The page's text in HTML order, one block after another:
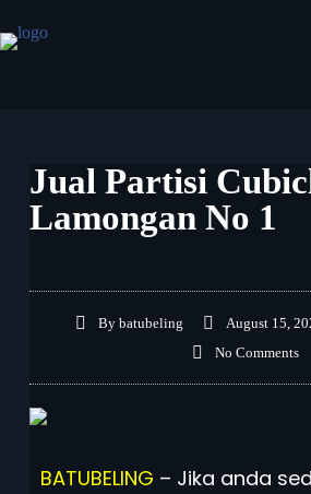
Jual Partisi
Lamongan No 1
By batubeling August 15,
No Comments
BATUBELING – Jika anda